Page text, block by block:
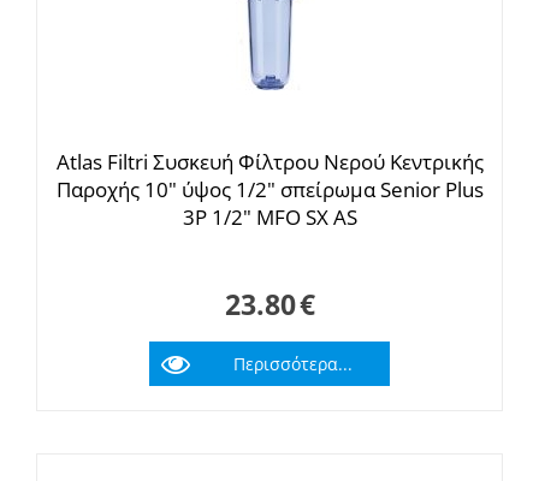
Atlas Filtri Συσκευή Φίλτρου Νερού Κεντρικής
Παροχής 10" ύψος 1/2" σπείρωμα Senior Plus
3P 1/2" MFO SX AS
23.80€
Περισσότερα...